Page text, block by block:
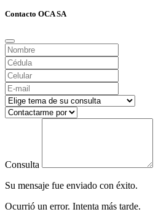
Contacto OCA SA
Consulta
Su mensaje fue enviado con éxito.
Ocurrió un error. Intenta más tarde.